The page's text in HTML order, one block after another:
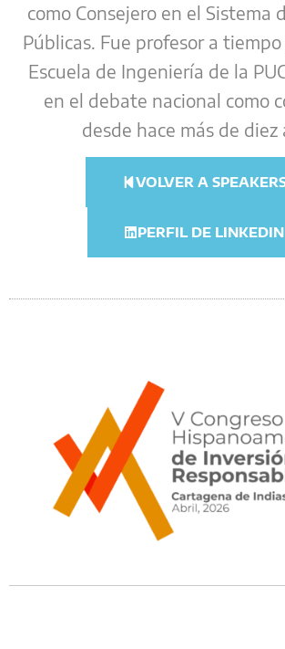
como Consejero en el Sistema
Públicas. Fue profesor a
Escuela de Ingeniería de la
en el debate nacional como
desde hace más de diez
VOLVER A
PERFIL DE LINKEDIN